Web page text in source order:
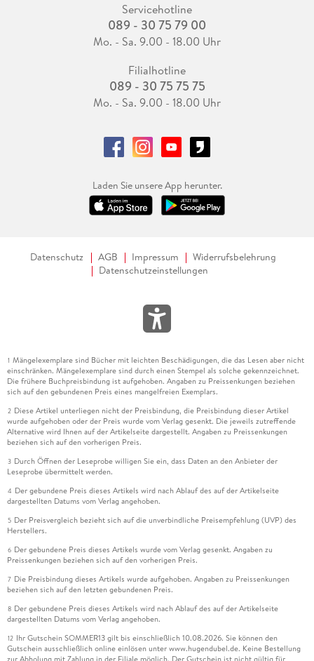
Servicehotline
089 - 30 75 79 00
Mo. - Sa. 9.00 - 18.00 Uhr
Filialhotline
089 - 30 75 75 75
Mo. - Sa. 9.00 - 18.00 Uhr
Laden Sie unsere App herunter.
Datenschutz AGB Impressum
Widerrufsbelehrung
Datenschutzeinstellungen
1 Mängelexemplare sind Bücher mit leichten Beschädigungen, die das Lesen aber nicht
einschränken. Mängelexemplare sind durch einen Stempel als solche gekennzeichnet.
Die frühere Buchpreisbindung ist aufgehoben. Angaben zu Preissenkungen beziehen
sich auf den gebundenen Preis eines mangelfreien Exemplars.
2 Diese Artikel unterliegen nicht der Preisbindung, die Preisbindung dieser Artikel
wurde aufgehoben oder der Preis wurde vom Verlag gesenkt. Die jeweils zutreffende
Alternative wird Ihnen auf der Artikelseite dargestellt. Angaben zu Preissenkungen
beziehen sich auf den vorherigen Preis.
3 Durch Öffnen der Leseprobe willigen Sie ein, dass Daten an den Anbieter der
Leseprobe übermittelt werden.
4 Der gebundene Preis dieses Artikels wird nach Ablauf des auf der Artikelseite
dargestellten Datums vom Verlag angehoben.
5 Der Preisvergleich bezieht sich auf die unverbindliche Preisempfehlung (UVP) des
Herstellers.
6 Der gebundene Preis dieses Artikels wurde vom Verlag gesenkt. Angaben zu
Preissenkungen beziehen sich auf den vorherigen Preis.
7 Die Preisbindung dieses Artikels wurde aufgehoben. Angaben zu Preissenkungen
beziehen sich auf den letzten gebundenen Preis.
8 Der gebundene Preis dieses Artikels wird nach Ablauf des auf der Artikelseite
dargestellten Datums vom Verlag angehoben.
12 Ihr Gutschein SOMMER13 gilt bis einschließlich 10.08.2026. Sie können den
Gutschein ausschließlich online einlösen unter www.hugendubel.de. Keine Bestellung